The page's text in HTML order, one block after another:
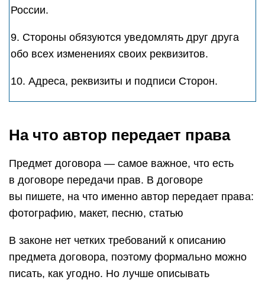
России.
9. Стороны обязуются уведомлять друг друга
обо всех изменениях своих реквизитов.
10. Адреса, реквизиты и подписи Сторон.
На что автор передает права
Предмет договора — самое важное, что есть
в договоре передачи прав. В договоре
вы пишете, на что именно автор передает права:
фотографию, макет, песню, статью
В законе нет четких требований к описанию
предмета договора, поэтому формально можно
писать, как угодно. Но лучше описывать